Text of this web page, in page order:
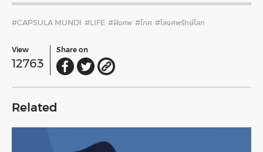
#CAPSULA MUNDI #LIFE #ฝังศพ #โกศ #โลงศพรักษ์โลก
View
12763
Share on
Related